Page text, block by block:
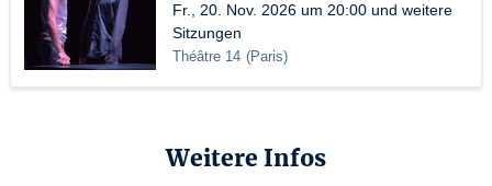
Fr., 20. Nov. 2026 um 20:00 und weitere
Sitzungen
Théâtre 14 (Paris)
Weitere Infos